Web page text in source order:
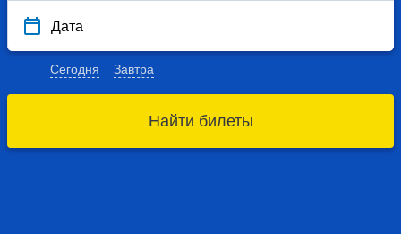
Дата
Сегодня Завтра
Найти билеты